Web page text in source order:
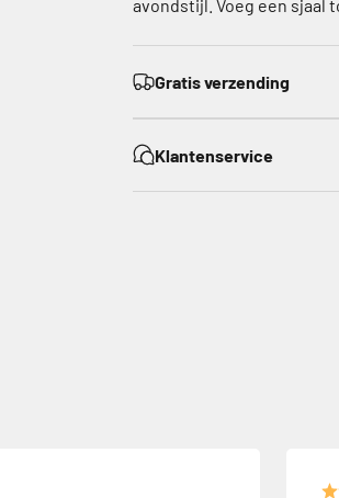
avondstijl. Voeg een sjaal
Gratis verzending
Klantenservice